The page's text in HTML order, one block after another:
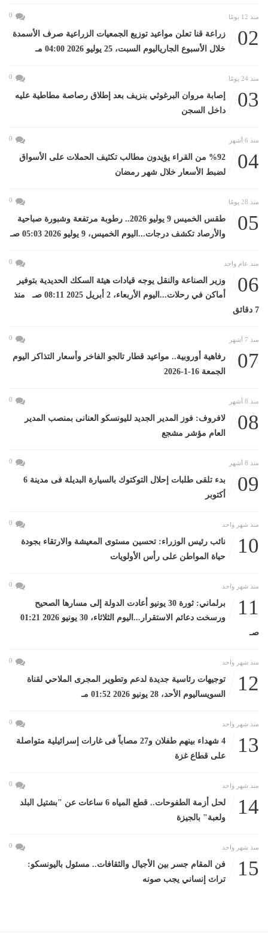
منذ 12 يومًا 0
02
زراعة قنا تعلن مواعيد توزيع الجمعيات الزراعية صرف الأسمدة
خلال الأسبوع الجارياليوم السبت، 25 يوليو 2026 04:00 مـ
منذ 24 يومًا 0
03
إصابة مروان البرغوثي بنزيف بعد إطلاق رصاصة مطاطية عليه
داخل السجن
منذ 6 أشهر 0
04
%92 من القراء يؤيدون مطالب تكثيف الحملات على الأسواق
لضبط الأسعار خلال شهر رمضان
منذ 28 يومًا 0
05
طقس الخميس 9 يوليو 2026.. رطوبة مرتفعة وشبورة صباحية
والأرصاد تكشف درجات...اليوم الخميس، 9 يوليو 2026 05:03 صـ
منذ عام واحد 0
06
وزير الصناعة والنقل يوجه قيادات هيئة السكك الحديدية بتوفير
أماكن في رحلات...اليوم الأربعاء، 2 أبريل 2025 08:11 صـ منذ
7 دقائق
منذ 7 أشهر 0
07
رفاهية أوروبية.. مواعيد قطار تالجو الفاخر وأسعار التذاكر اليوم
الجمعة 16-1-2026
منذ 8 أشهر 0
08
لافروف: فوز المدير الجديد لليونسكو العنانى بمنصب المدير
العام مؤشر مشجع
منذ 8 أشهر 0
09
بدء تلقى طلبات إحلال التوكتوك بالسيارة البديلة فى مدينة 6
أكتوبر
منذ شهر واحد 0
10
نائب رئيس الوزراء: تحسين مستوى المعيشة والارتقاء بجودة
حياة المواطن على رأس الأولويات
منذ شهر واحد 0
11
برلماني: ثورة 30 يونيو أعادت الدولة إلى مسارها الصحيح
ورسخت دعائم الاستقرار...اليوم الثلاثاء، 30 يونيو 2026 01:21
صـ
منذ شهر واحد 0
12
توجيهات رئاسية جديدة لدعم وتطوير المجرى الملاحي لقناة
السويساليوم الأحد، 28 يونيو 2026 01:52 مـ
منذ شهر واحد 0
13
4 شهداء بينهم طفلان و27 مصاباً فى غارات إسرائيلية متواصلة
على قطاع غزة
منذ شهر واحد 0
14
لحل أزمة الطفوحات.. قطع المياه 6 ساعات عن "بشتيل البلد
ولعبة" بالجيزة
منذ شهر واحد 0
15
فن المقام جسر بين الأجيال والثقافات.. مسئول باليونسكو:
تراث إنساني يجب صونه